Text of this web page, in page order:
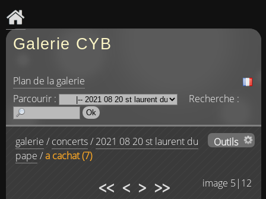
Galerie CYB
Plan de la galerie
Parcourir :
Recherche :
Outils
galerie / concerts/ 2021 08 20 st laurent du
pape /a cachat (7)
image 5|12
<< < > >>